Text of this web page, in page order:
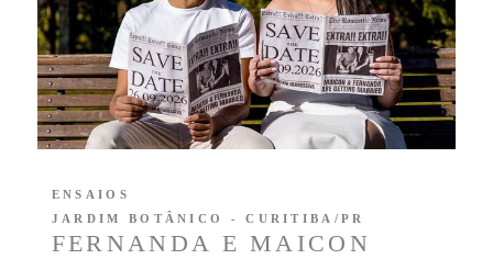
FERNANDA E MAICON
ENSAIOS
JARDIM BOTÂNICO - CURITIBA/PR